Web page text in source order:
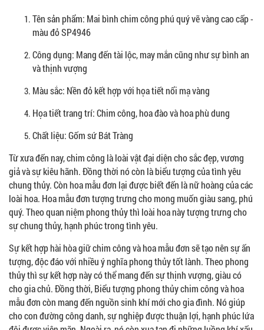
Tên sản phẩm: Mai bình chim công phú quý vẽ vàng cao cấp -
màu đỏ SP4946
Công dụng: Mang đến tài lộc, may mắn cũng như sự bình an
và thịnh vượng
Màu sắc: Nền đỏ kết hợp với họa tiết nổi mạ vàng
Họa tiết trang trí: Chim công, hoa đào và hoa phù dung
Chất liệu: Gốm sứ Bát Tràng
Từ xưa đến nay, chim công là loài vật đại diện cho sắc đẹp, vương
giả và sự kiêu hãnh. Đồng thời nó còn là biểu tượng của tình yêu
chung thủy. Còn hoa mẫu đơn lại được biết đến là nữ hoàng của các
loài hoa. Hoa mẫu đơn tượng trưng cho mong muốn giàu sang, phú
quý. Theo quan niệm phong thủy thì loài hoa này tượng trưng cho
sự chung thủy, hạnh phúc trong tình yêu.
Sự kết hợp hài hòa giữ chim công và hoa mẫu đơn sẽ tạo nên sự ấn
tượng, độc đáo với nhiều ý nghĩa phong thủy tốt lành. Theo phong
thủy thì sự kết hợp này có thể mang đến sự thịnh vượng, giàu có
cho gia chủ. Đồng thời, Biểu tượng phong thủy chim công và hoa
mẫu đơn còn mang đến nguồn sinh khí mới cho gia đình. Nó giúp
cho con đường công danh, sự nghiệp được thuận lợi, hạnh phúc lứa